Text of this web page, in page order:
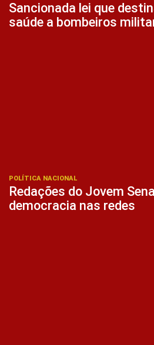
Sancionada lei que
saúde a bombeiros
POLÍTICA NACIONAL
Redações do Jovem
democracia nas redes